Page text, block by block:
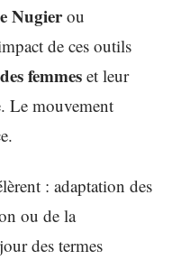
Nugierou
de ces outils
femmes et leur
Le mouvement
: adaptation des
ou de la
des termes